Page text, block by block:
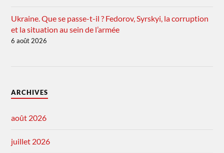
Ukraine. Que se passe-t-il ? Fedorov, Syrskyi, la corruption
et la situation au sein de l’armée
6 août 2026
ARCHIVES
août 2026
juillet 2026